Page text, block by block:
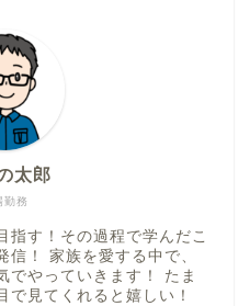
勤務
太郎
指す！その過程で学んだこ
信！ 家族を愛する中で、
でやっていきます！ たま
で見てくれると嬉しい！